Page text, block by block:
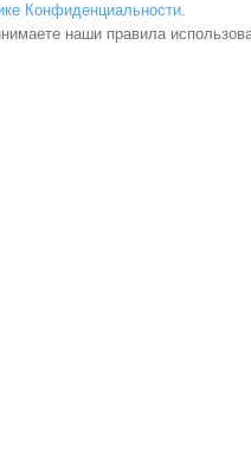
Конфиденциальности.
наши правила